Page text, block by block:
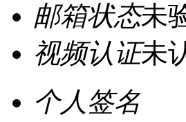
邮箱状态未
视频认证未
个人签名